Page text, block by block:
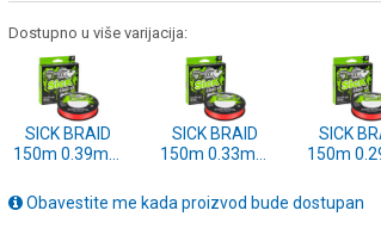
Dostupno u više varijacija:
SICK BRAID
150m 0.39mm
SICK BRAID
150m 0.33mm
SICK
150m
Obavestite me kada proizvod bude dostupan